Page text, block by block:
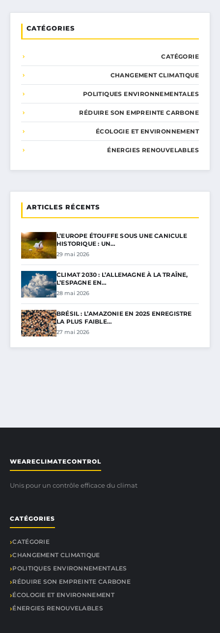
CATÉGORIES
CATÉGORIE
CHANGEMENT CLIMATIQUE
POLITIQUES ENVIRONNEMENTALES
RÉDUIRE SON EMPREINTE CARBONE
ÉCOLOGIE ET ENVIRONNEMENT
ÉNERGIES RENOUVELABLES
ARTICLES RÉCENTS
L’EUROPE ÉTOUFFE SOUS UNE CANICULE
HISTORIQUE : UN…
29 mai 2026
CLIMAT 2030 : L’ALLEMAGNE À LA TRAÎNE,
L’ESPAGNE EN…
28 mai 2026
BRÉSIL : L’AMAZONIE EN 2025 ENREGISTRE
LA PLUS FAIBLE…
27 mai 2026
WEARECLIMATECONTROL
Unis pour un contrôle efficace du climat
CATÉGORIES
CATÉGORIE
CHANGEMENT CLIMATIQUE
POLITIQUES ENVIRONNEMENTALES
RÉDUIRE SON EMPREINTE CARBONE
ÉCOLOGIE ET ENVIRONNEMENT
ÉNERGIES RENOUVELABLES